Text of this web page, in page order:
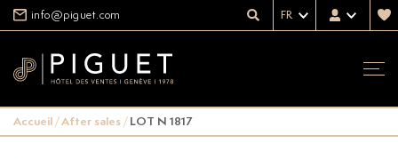
info@piguet.com FR
Accueil/After sales/LOT N 1817